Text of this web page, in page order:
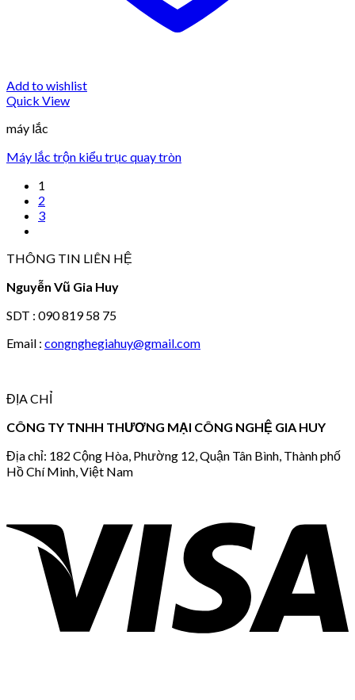
Add to wishlist
Quick View
máy lắc
Máy lắc trộn kiểu trục quay tròn
1
2
3
THÔNG TIN LIÊN HỆ
Nguyễn Vũ Gia Huy
SDT : 090 819 58 75
Email : congnghegiahuy@gmail.com
ĐỊA CHỈ
CÔNG TY TNHH THƯƠNG MẠI CÔNG NGHỆ GIA HUY
Địa chỉ: 182 Cộng Hòa, Phường 12, Quận Tân Bình, Thành phố
Hồ Chí Minh, Việt Nam